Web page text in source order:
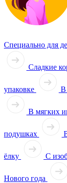
Специально для
Сладкие
упаковке В
В мягких
подушках
ёлку С
Нового года